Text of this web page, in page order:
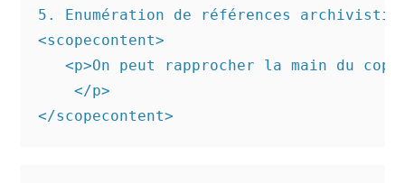
5. Enumération de références
<scopecontent>
<p>On peut rapprocher la main du
    </p>